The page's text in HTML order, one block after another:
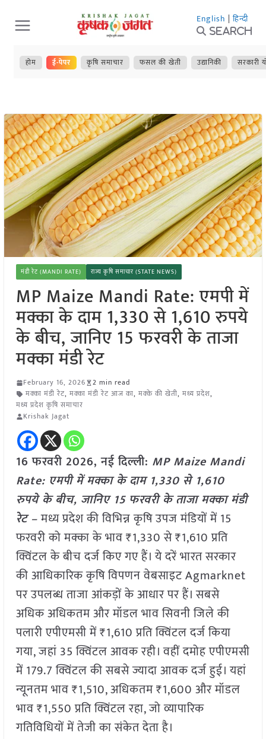
Skip
to
content
English | हिन्दी
Search
होम ई-पेपर कृषि समाचार फसल की खेती उद्यानिकी सरकारी
मंडी रेट (MANDI RATE) राज्य कृषि समाचार (STATE NEWS)
MP Maize Mandi Rate: एमपी में
मक्का के दाम 1,330 से 1,610 रुपये
के बीच, जानिए 15 फरवरी के ताजा
मक्का मंडी रेट
February 16, 2026
2 min read
मक्का मंडी रेट, मक्का मंडी रेट आज का, मक्के की खेती, मध्य प्रदेश,
मध्य प्रदेश कृषि समाचार
Krishak Jagat
16 फरवरी 2026, नई दिल्ली: MP Maize Mandi
Rate: एमपी में मक्का के दाम 1,330 से 1,610
रुपये के बीच, जानिए 15 फरवरी के ताजा मक्का मंडी
रेट –मध्य प्रदेश की विभिन्न कृषि उपज मंडियों में 15
फरवरी को मक्का के भाव ₹1,330 से ₹1,610 प्रति
क्विंटल के बीच दर्ज किए गए हैं। ये दरें भारत सरकार
की आधिकारिक कृषि विपणन वेबसाइट Agmarknet
पर उपलब्ध ताजा आंकड़ों के आधार पर हैं। सबसे
अधिक अधिकतम और मॉडल भाव सिवनी जिले की
पलारी एपीएमसी में ₹1,610 प्रति क्विंटल दर्ज किया
गया, जहां 35 क्विंटल आवक रही। वहीं दमोह एपीएमसी
में 179.7 क्विंटल की सबसे ज्यादा आवक दर्ज हुई। यहां
न्यूनतम भाव ₹1,510, अधिकतम ₹1,600 और मॉडल
भाव ₹1,550 प्रति क्विंटल रहा, जो व्यापारिक
गतिविधियों में तेजी का संकेत देता है।